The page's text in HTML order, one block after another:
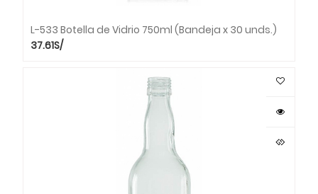
L-533 Botella de Vidrio 750ml (Bandeja x 30 unds.)
S/
37.61